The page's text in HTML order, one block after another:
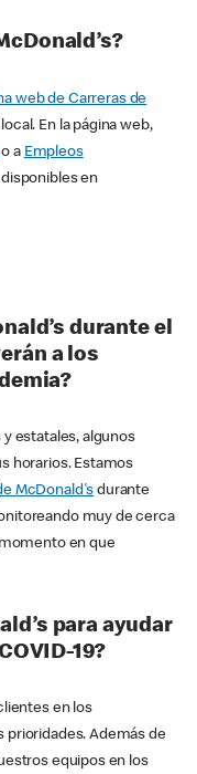
web de Carreras de
En la página web,
a Empleos
en
durante el
a los
estatales, algunos
horarios. Estamos
McDonald's durante
muy de cerca
en que
para ayudar
19?
en los
prioridades. Además de
equipos en los